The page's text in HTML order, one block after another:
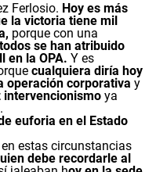
Ferlosio. Hoy es más
la victoria tiene mil
porque con una
se han atribuido
en la OPA. Y es
cualquiera diría hoy
operación corporativa y
intervencionismo ya
euforia en el Estado
estas circunstancias
debe recordarle al